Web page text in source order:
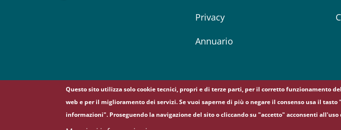
Privacy
Annuario
Questo sito utilizza solo cookie tecnici, propri e di terze parti, per il corretto funzionamento
web e per il miglioramento dei servizi. Se vuoi saperne di più o negare il consenso usa il tasto
informazioni". Proseguendo la navigazione del sito o cliccando su "accetto" acconsenti all'uso